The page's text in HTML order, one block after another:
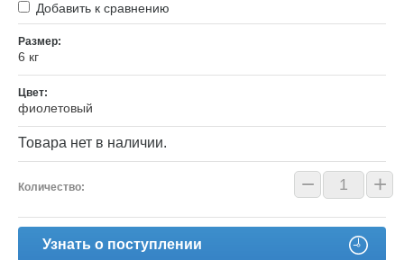
Добавить к сравнению
Размер:
6 кг
Цвет:
фиолетовый
Товара нет в наличии.
Количество: − +
Узнать о поступлении